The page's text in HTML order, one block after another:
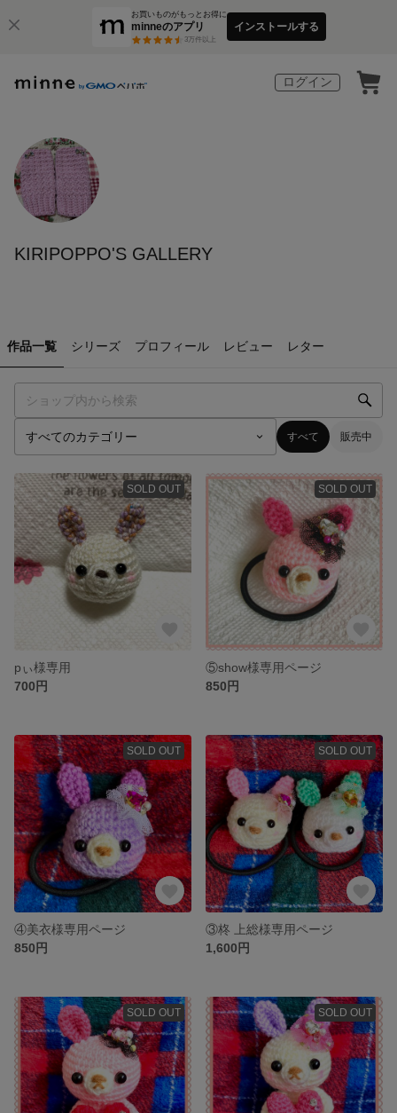
お買いものがもっとお得に
minneのアプリ
3万件以上
インストールする
ログイン
KIRIPOPPO'S GALLERY
作品一覧 シリーズ プロフィール レビュー レター
すべて 販売中
SOLD OUT
pぃ様専用
700円
SOLD OUT
⑤show様専用ページ
850円
SOLD OUT
④美衣様専用ページ
850円
SOLD OUT
③柊 上総様専用ページ
1,600円
SOLD OUT SOLD OUT